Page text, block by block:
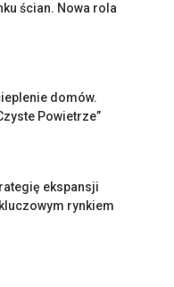
ścian. Nowa rola
domów.
Powietrze”
ekspansji
rynkiem